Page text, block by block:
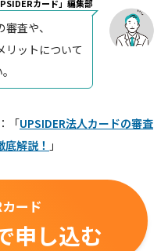
カード」編集部
査や、
リットについて
「UPSIDER法人カードの審査
解説！ 」
ード
申し込む